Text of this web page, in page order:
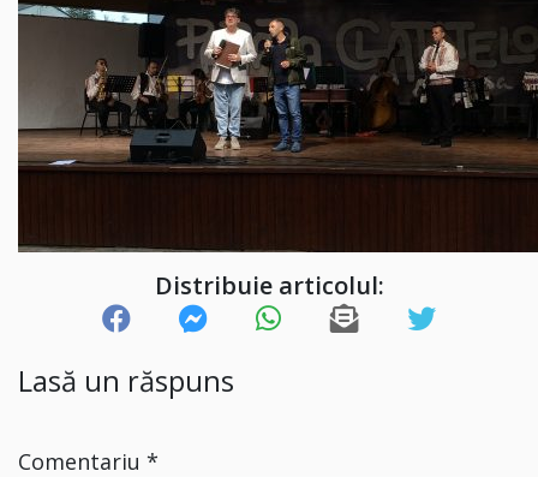
Distribuie articolul:
Lasă un răspuns
Comentariu *